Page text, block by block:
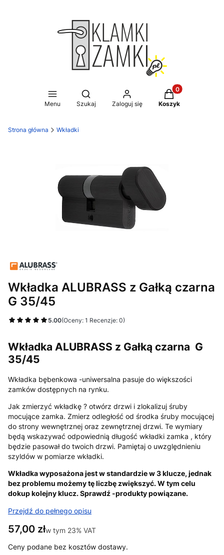
Menu
Otwórz wyszukiwarkę
Szukaj Zaloguj się
Produkty w
Koszyk
Strona główna Wkładki
Wkładka ALUBRASS z Gałką czarna
G 35/45
5.00(Oceny: 1 Recenzje: 0)
Wkładka ALUBRASS z Gałką czarna G
35/45
Wkładka bębenkowa -uniwersalna pasuje do większości
zamków dostępnych na rynku.
Jak zmierzyć wkładkę ? otwórz drzwi i zlokalizuj śruby
mocujące zamka. Zmierz odległość od środka śruby mocującej
do strony wewnętrznej oraz zewnętrznej drzwi. Te wymiary
będą wskazywać odpowiednią długość wkładki zamka , który
będzie pasował do twoich drzwi. Pamiętaj o uwzględnieniu
szyldów w pomiarze wkładki.
Wkładka wyposażona jest w standardzie w 3 klucze, jednak
bez problemu możemy tę liczbę zwiększyć. W tym celu
dokup kolejny klucz. Sprawdź -produkty powiązane.
Przejdź do pełnego opisu
Cena
57,00 złw tym 23% VAT
w tym 23% VAT
Ceny podane bez kosztów dostawy.